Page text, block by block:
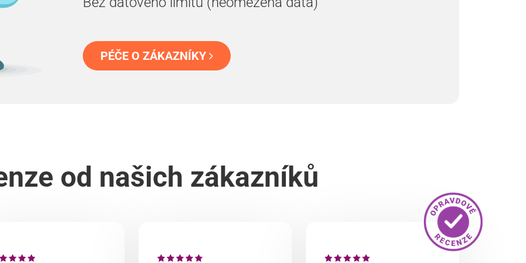
PÉČE O ZÁKAZNÍKY
od našich zákazníků